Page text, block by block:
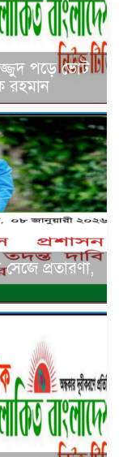
পড়ে ভোট
রহমান
প্রতারণা,